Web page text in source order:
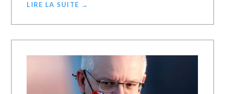
LIRE LA SUITE →